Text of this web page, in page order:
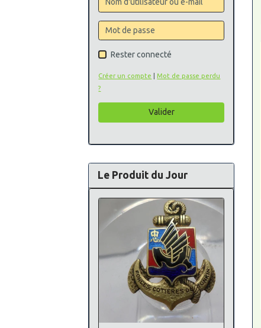
Rester connecté
Créer un compte
Mot de passe perdu
?
Valider
Le Produit du Jour